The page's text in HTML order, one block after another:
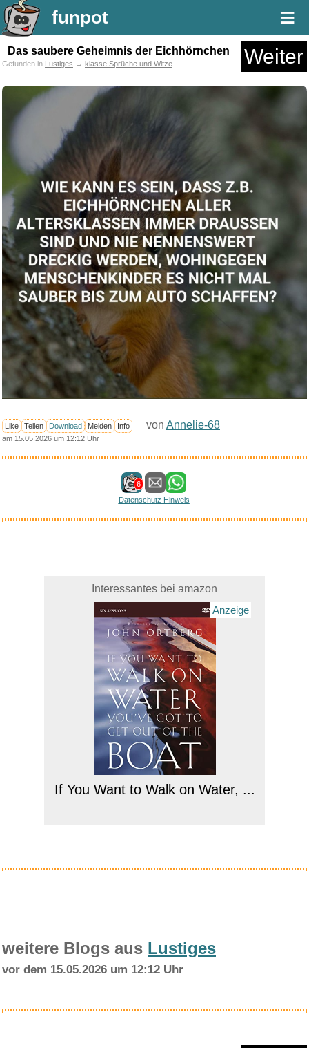
funpot ≡
Das saubere Geheimnis der Eichhörnchen Weiter
Gefunden in Lustiges → klasse Sprüche und Witze
Like Teilen Download Melden Info von Annelie-68
am 15.05.2026 um 12:12 Uhr
6
Datenschutz Hinweis
Interessantes bei amazon
Anzeige
If You Want to Walk on Water, ...
weitere Blogs aus Lustiges
vor dem 15.05.2026 um 12:12 Uhr